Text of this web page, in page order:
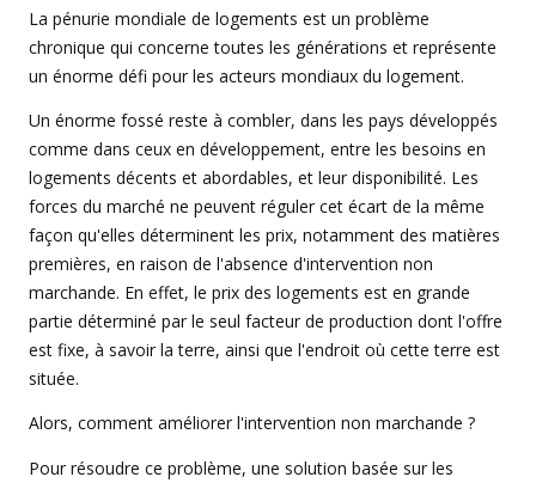
La pénurie mondiale de logements est un problème
chronique qui concerne toutes les générations et représente
un énorme défi pour les acteurs mondiaux du logement.
Un énorme fossé reste à combler, dans les pays développés
comme dans ceux en développement, entre les besoins en
logements décents et abordables, et leur disponibilité. Les
forces du marché ne peuvent réguler cet écart de la même
façon qu'elles déterminent les prix, notamment des matières
premières, en raison de l'absence d'intervention non
marchande. En effet, le prix des logements est en grande
partie déterminé par le seul facteur de production dont l'offre
est fixe, à savoir la terre, ainsi que l'endroit où cette terre est
située.
Alors, comment améliorer l'intervention non marchande ?
Pour résoudre ce problème, une solution basée sur les